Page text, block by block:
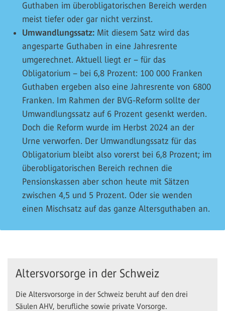
Guthaben im überobligatorischen Bereich werden
meist tiefer oder gar nicht verzinst.
Umwandlungssatz: Mit diesem Satz wird das
angesparte Guthaben in eine Jahresrente
umgerechnet. Aktuell liegt er – für das
Obligatorium – bei 6,8 Prozent: 100 000 Franken
Guthaben ergeben also eine Jahresrente von 6800
Franken. Im Rahmen der BVG-Reform sollte der
Umwandlungssatz auf 6 Prozent gesenkt werden.
Doch die Reform wurde im Herbst 2024 an der
Urne verworfen. Der Umwandlungssatz für das
Obligatorium bleibt also vorerst bei 6,8 Prozent; im
überobligatorischen Bereich rechnen die
Pensionskassen aber schon heute mit Sätzen
zwischen 4,5 und 5 Prozent. Oder sie wenden
einen Mischsatz auf das ganze Altersguthaben an.
Altersvorsorge in der Schweiz
Die Altersvorsorge in der Schweiz beruht auf den drei
Säulen AHV, berufliche sowie private Vorsorge.